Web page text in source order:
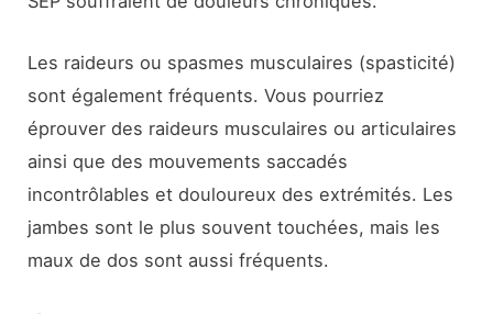
Les raideurs ou spasmes musculaires (spasticité)
sont également fréquents. Vous pourriez
éprouver des raideurs musculaires ou articulaires
ainsi que des mouvements saccadés
incontrôlables et douloureux des extrémités. Les
jambes sont le plus souvent touchées, mais les
maux de dos sont aussi fréquents.